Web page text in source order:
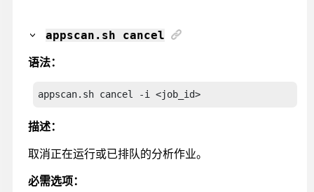
appscan .sh cancel
语法：
appscan.sh cancel -i <job_id>
描述：
取消正在运行或已排队的分析作业。
必需选项：